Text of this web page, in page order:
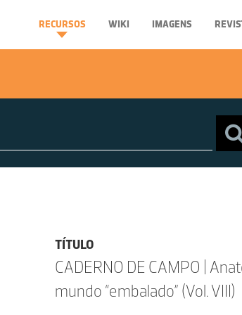
RECURSOS WIKI IMAGENS
TÍTULO
CADERNO DE CAMPO |
mundo “embalado” (Vol. VIII)